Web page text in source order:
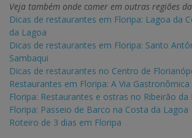
Veja também onde comer em outras regiões
Dicas de restaurantes em Floripa: Lagoa da
da Lagoa
Dicas de restaurantes em Floripa: Santo
Sambaqui
Dicas de restaurantes no Centro de
Restaurantes em Floripa: A Via
Floripa: Restaurantes e ostras no Ribeirão da
Floripa: Passeio de Barco na Costa da Lagoa
Roteiro de 3 dias em Floripa